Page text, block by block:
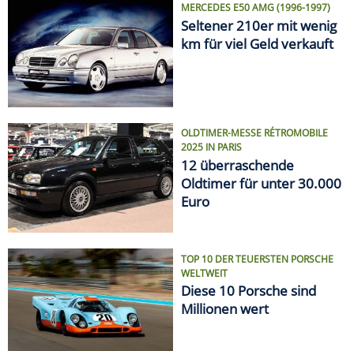
MERCEDES E50 AMG (1996-1997)
Seltener 210er mit wenig
km für viel Geld verkauft
OLDTIMER-MESSE RÉTROMOBILE
2025 IN PARIS
12 überraschende
Oldtimer für unter 30.000
Euro
TOP 10 DER TEUERSTEN PORSCHE
WELTWEIT
Diese 10 Porsche sind
Millionen wert